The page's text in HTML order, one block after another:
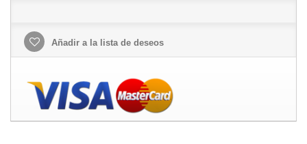
Añadir a la lista de deseos